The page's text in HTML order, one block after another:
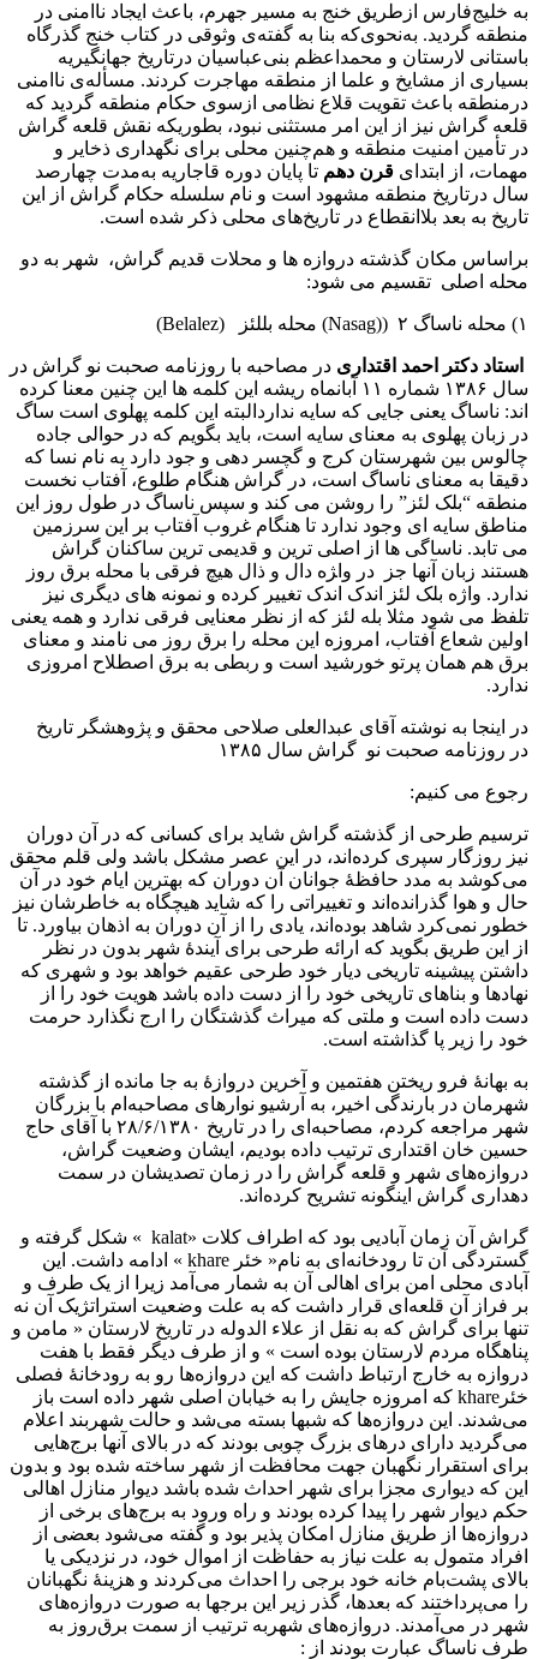
به خلیج‌فارس ازطریق خنج به مسیر جهرم، باعث ایجاد ناامنی در
منطقه گردید. به‌نحوی‌که بنا به گفته‌ی وثوقی در کتاب خنج گذرگاه
باستانی لارستان و محمداعظم بنی‌عباسیان درتاریخ جهانگیریه
بسیاری از مشایخ و علما از منطقه مهاجرت کردند. مسأله‌ی ناامنی
درمنطقه باعث تقویت قلاع نظامی ازسوی حکام منطقه گردید که
قلعه گراش نیز از این امر مستثنی نبود، بطوریکه نقش قلعه گراش
در تأمین امنیت منطقه و هم‌چنین محلی برای نگهداری ذخایر و
مهمات، از ابتدای قرن دهم تا پایان دوره قاجاریه به‌مدت چهارصد
سال درتاریخ منطقه مشهود است و نام سلسله حکام گراش از این
تاریخ به بعد بلاانقطاع در تاریخ‌های محلی ذکر شده است.
براساس مکان گذشته دروازه ها و محلات قدیم گراش، شهر به دو
محله اصلی تقسیم می شود:
۱) محله ناساگ Nasag)) ۲) محله بللئز (Belalez)
استاد دکتر احمد اقتداری در مصاحبه با روزنامه صحبت نو گراش در
سال ۱۳۸۶ شماره ۱۱ آبانماه ریشه این کلمه ها این چنین معنا کرده
اند: ناساگ یعنی جایی که سایه نداردالبته این کلمه پهلوی است ساگ
در زبان پهلوی به معنای سایه است، باید بگویم که در حوالی جاده
چالوس بین شهرستان کرج و گچسر دهی و جود دارد به نام نسا که
دقیقا به معنای ناساگ است، در گراش هنگام طلوع، آفتاب نخست
منطقه “بلک لئز” را روشن می کند و سپس ناساگ در طول روز این
مناطق سایه ای وجود ندارد تا هنگام غروب آفتاب بر این سرزمین
می تابد. ناساگی ها از اصلی ترین و قدیمی ترین ساکنان گراش
هستند زبان آنها جز در وا‍ژه دال و ذال هیچ فرقی با محله برق روز
ندارد. واژه بلک لئز اندک اندک تغییر کرده و نمونه های دیگری نیز
تلفظ می شود مثلا بله لئز که از نظر معنایی فرقی ندارد و همه یعنی
اولین شعاع آفتاب، امروزه این محله را برق روز می نامند و معنای
برق هم همان پرتو خورشید است و ربطی به برق اصطلاح امروزی
ندارد.
در اینجا به نوشته آقای عبدالعلی صلاحی محقق و پژوهشگر تاریخ
در روزنامه صحبت نو گراش سال ۱۳۸۵
رجوع می کنیم:
ترسیم طرحی از گذشته گراش شاید برای کسانی که در آن دوران
نیز روزگار سپری کرده‌اند، در این عصر مشکل باشد ولی قلم محقق
می‌کوشد به مدد حافظۀ جوانان آن دوران که بهترین ایام خود در آن
حال و هوا گذرانده‌اند و تغییراتی را که شاید هیچگاه به خاطرشان نیز
خطور نمی‌کرد شاهد بوده‌اند، یادی را از آن دوران به اذهان بیاورد. تا
از این طریق بگوید که ارائه طرحی برای آیندۀ شهر بدون در نظر
داشتن پیشینه تاریخی دیار خود طرحی عقیم خواهد بود و شهری که
نهادها و بناهای تاریخی خود را از دست داده باشد هویت خود را از
دست داده است و ملتی که میراث گذشتگان را ارج نگذارد حرمت
خود را زیر پا گذاشته است.
به بهانۀ فرو ریختن هفتمین و آخرین دروازۀ به جا مانده از گذشته
شهرمان در بارندگی اخیر، به آرشیو نوارهای مصاحبه‌ام با بزرگان
شهر مراجعه کردم، مصاحبه‌ای را در تاریخ ۲۸/۶/۱۳۸۰ با آقای حاج
حسین خان اقتداری ترتیب داده بودیم، ایشان وضعیت گراش،
دروازه‌های شهر و قلعه گراش را در زمان تصدیشان در سمت
دهداری گراش اینگونه تشریح کرده‌اند.
گراش آن زمان آبادیی بود که اطراف کلات «kalat » شکل گرفته و
گستردگی آن تا رودخانه‌ای به نام« خئر khare » ادامه داشت. این
آبادی محلی امن برای اهالی آن به شمار می‌آمد زیرا از یک طرف و
بر فراز آن قلعه‌ای قرار داشت که به علت وضعیت استراتژیک آن نه
تنها برای گراش که به نقل از علاء الدوله در تاریخ لارستان « مامن و
پناهگاه مردم لارستان بوده است » و از طرف دیگر فقط با هفت
دروازه به خارج ارتباط داشت که این دروازه‌ها رو به رودخانۀ فصلی
خئرkhare که امروزه جایش را به خیابان اصلی شهر داده است باز
می‌شدند. این دروازه‌ها که شبها بسته می‌شد و حالت شهربند اعلام
می‌گردید دارای درهای بزرگ چوبی بودند که در بالای آنها برج‌هایی
برای استقرار نگهبان جهت محافظت از شهر ساخته شده بود و بدون
این که دیواری مجزا برای شهر احداث شده باشد دیوار منازل اهالی
حکم دیوار شهر را پیدا کرده بودند و راه ورود به برج‌های برخی از
دروازه‌ها از طریق منازل امکان پذیر بود و گفته می‌شود بعضی از
افراد متمول به علت نیاز به حفاظت از اموال خود، در نزدیکی یا
بالای پشت‌بام خانه خود برجی را احداث می‌کردند و هزینۀ نگهبانان
را می‌پرداختند که بعدها، گذر زیر این برجها به صورت دروازه‌های
شهر در می‌آمدند. دروازه‌های شهربه ترتیب از سمت برق‌روز به
طرف ناساگ عبارت بودند از :